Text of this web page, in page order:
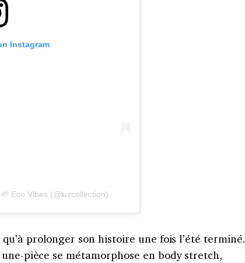
Instagram
Eco Vibes (@luzcollection)
prolonger son histoire une fois l’été terminé.
pièce se métamorphose en body stretch,